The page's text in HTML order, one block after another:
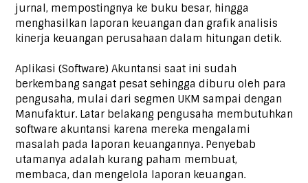
jurnal, mempostingnya ke buku besar, hingga
menghasilkan laporan keuangan dan grafik analisis
kinerja keuangan perusahaan dalam hitungan detik.
Aplikasi (Software) Akuntansi saat ini sudah
berkembang sangat pesat sehingga diburu oleh para
pengusaha, mulai dari segmen UKM sampai dengan
Manufaktur. Latar belakang pengusaha membutuhkan
software akuntansi karena mereka mengalami
masalah pada laporan keuangannya. Penyebab
utamanya adalah kurang paham membuat,
membaca, dan mengelola laporan keuangan.